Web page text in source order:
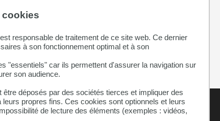
cookies
responsable de traitement de ce site web. Ce dernier
à son fonctionnement optimal et à son
"essentiels" car ils permettent d'assurer la navigation sur
son audience.
déposés par des sociétés tierces et impliquer des
leurs propres fins. Ces cookies sont optionnels et leurs
de lecture des éléments (exemples : vidéos,